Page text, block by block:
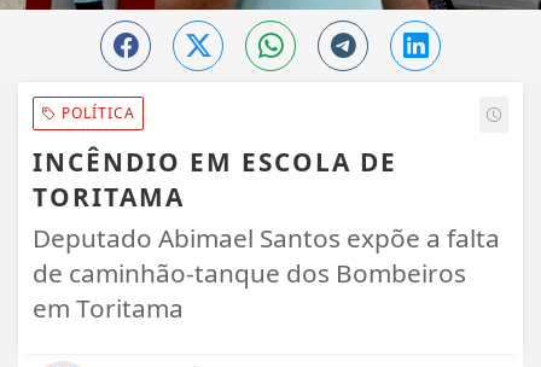
POLÍTICA
INCÊNDIO EM ESCOLA DE
TORITAMA
Deputado Abimael Santos expõe a falta
de caminhão-tanque dos Bombeiros
em Toritama